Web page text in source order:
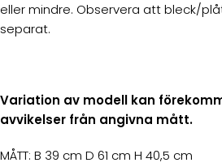
eller mindre. Observera att bleck/
separat.
Variation av modell kan
avvikelser från angivna mått.
MÅTT: B 39 cm D 61 cm H 40,5 cm